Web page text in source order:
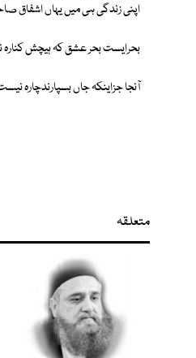
اپنی زندگی ہی میں یہاں اشفاق
بحرایست بحر عشق کہ ہیچش
آنجا جزاینکہ جاں بسپارندچارہ
متعلقہ